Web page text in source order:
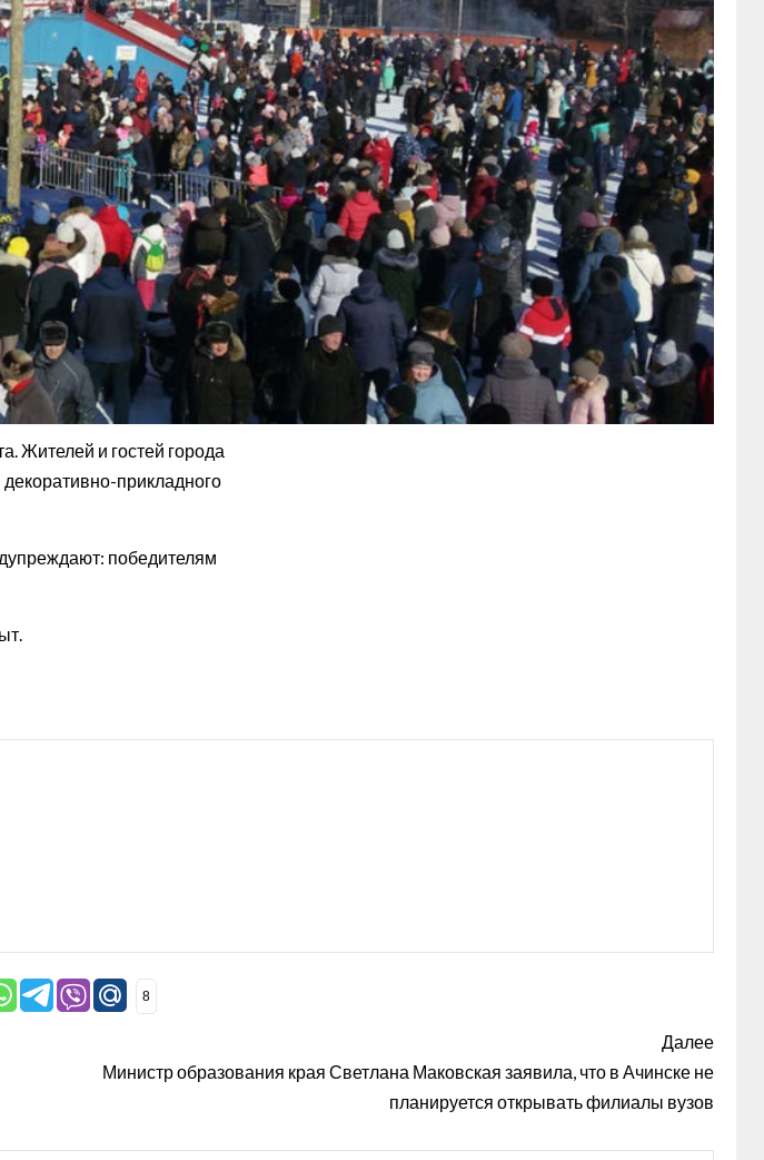
Жителей и гостей города
прикладного
победителям
8
Далее
Министр образования края Светлана Маковская заявила, что в Ачинске не
планируется открывать филиалы вузов